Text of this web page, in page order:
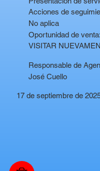
Acciones de
No aplica
Oportunidad de venta:
VISITAR
Responsable de
José Cuello
17 de septiembre de